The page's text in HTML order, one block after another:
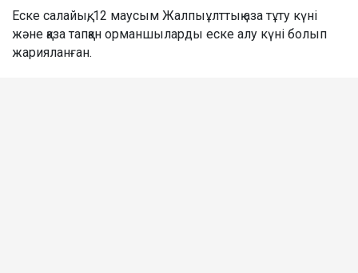
Еске салайық, 12 маусым Жалпыұлттық аза тұту күні
және қаза тапқан орманшыларды еске алу күні болып
жарияланған.